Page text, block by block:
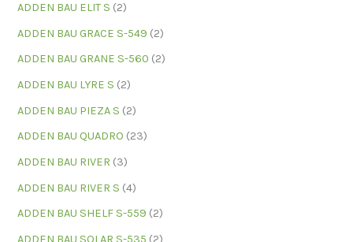
ADDEN BAU ELIT S (2)
ADDEN BAU GRACE S-549 (2)
ADDEN BAU GRANE S-560 (2)
ADDEN BAU LYRE S (2)
ADDEN BAU PIEZA S (2)
ADDEN BAU QUADRO (23)
ADDEN BAU RIVER (3)
ADDEN BAU RIVER S (4)
ADDEN BAU SHELF S-559 (2)
ADDEN BAU SOLAR S-535 (2)